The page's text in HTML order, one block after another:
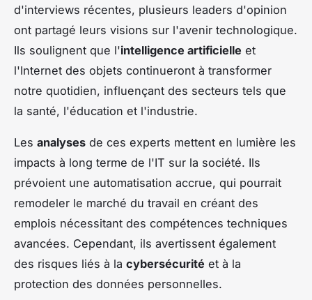
d'interviews récentes, plusieurs leaders d'opinion
ont partagé leurs visions sur l'avenir technologique.
Ils soulignent que l'intelligence artificielle et
l'Internet des objets continueront à transformer
notre quotidien, influençant des secteurs tels que
la santé, l'éducation et l'industrie.
Les analyses de ces experts mettent en lumière les
impacts à long terme de l'IT sur la société. Ils
prévoient une automatisation accrue, qui pourrait
remodeler le marché du travail en créant des
emplois nécessitant des compétences techniques
avancées. Cependant, ils avertissent également
des risques liés à la cybersécurité et à la
protection des données personnelles.